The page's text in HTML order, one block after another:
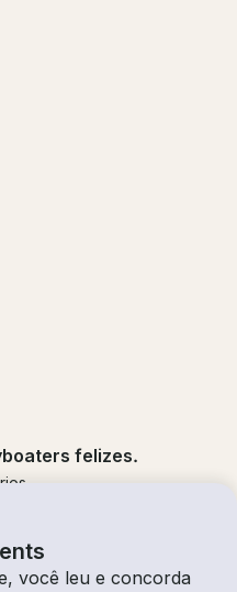
você leu e concorda
felizes.